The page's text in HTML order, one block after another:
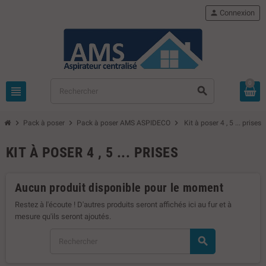
view_headline search
person Connexion
chevron_right Pack à poser chevron_right Pack à poser AMS ASPIDECO chevron_right Kit à poser 4 , 5 ... prises
KIT À POSER 4 , 5 ... PRISES
Aucun produit disponible pour le moment
Restez à l'écoute ! D'autres produits seront affichés ici au fur et à
mesure qu'ils seront ajoutés.
search